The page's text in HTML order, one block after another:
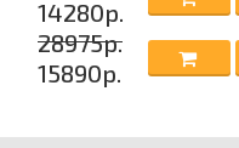
14280р.
28975р.
15890р.